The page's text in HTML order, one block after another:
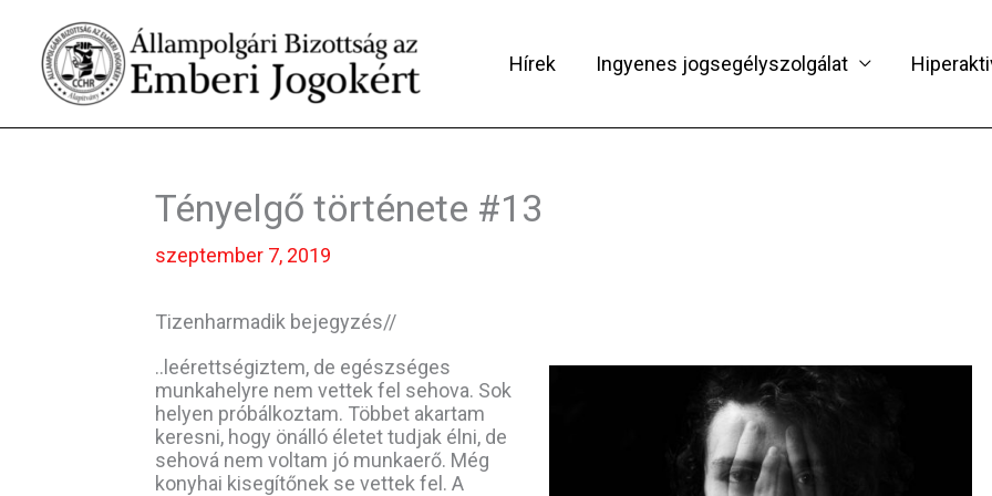
content
Hírek Ingyenes jogsegélyszolgálat
Tényelgő története #13
szeptember 7, 2019
Tizenharmadik bejegyzés//
..leérettségiztem, de egészséges
munkahelyre nem vettek fel sehova. Sok
helyen próbálkoztam. Többet akartam
keresni, hogy önálló életet tudjak élni, de
sehová nem voltam jó munkaerő. Még
konyhai kisegítőnek se vettek fel. A